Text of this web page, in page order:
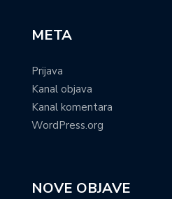
META
Prijava
Kanal objava
Kanal komentara
WordPress.org
NOVE OBJAVE